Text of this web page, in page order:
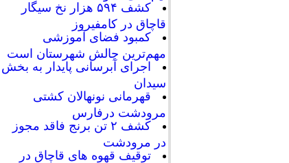
کشف ۵۹۴ هزار نخ سیگار
قاچاق در کامفیروز
کمبود فضای آموزشی
مهم‌ترین چالش شهرستان است
اجرای آبرسانی پایدار به بخش
سیدان
قهرمانی نونهالان کشتی
مرودشت درفارس
کشف ۲ تن برنج فاقد مجوز
در مرودشت
توقیف قهوه های قاچاق در